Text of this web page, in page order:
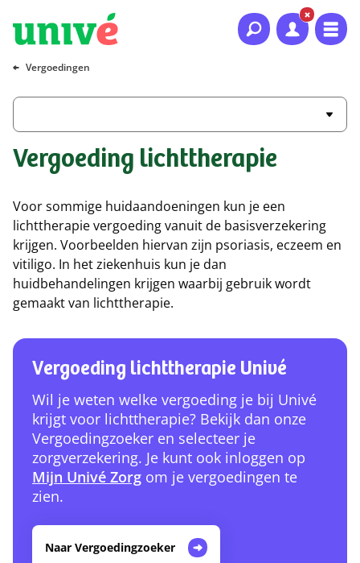
Naar hoofdinhoud
Naar hoofdnavigatie
Naar footer
Vergoedingen
Vergoeding lichttherapie
Voor sommige huidaandoeningen kun je een
lichttherapie vergoeding vanuit de basisverzekering
krijgen. Voorbeelden hiervan zijn psoriasis, eczeem en
vitiligo. In het ziekenhuis kun je dan
huidbehandelingen krijgen waarbij gebruik wordt
gemaakt van lichttherapie.
Vergoeding lichttherapie Univé
Wil je weten welke vergoeding je bij Univé
krijgt voor lichttherapie? Bekijk dan onze
Vergoedingzoeker en selecteer je
zorgverzekering. Je kunt ook inloggen op
Mijn Univé Zorg om je vergoedingen te
zien.
Naar Vergoedingzoeker